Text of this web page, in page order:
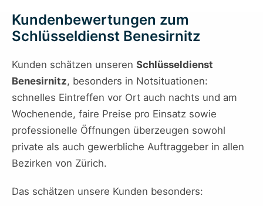
Kundenbewertungen zum
Schlüsseldienst Benesirnitz
Kunden schätzen unseren Schlüsseldienst
Benesirnitz, besonders in Notsituationen:
schnelles Eintreffen vor Ort auch nachts und am
Wochenende, faire Preise pro Einsatz sowie
professionelle Öffnungen überzeugen sowohl
private als auch gewerbliche Auftraggeber in allen
Bezirken von Zürich.
Das schätzen unsere Kunden besonders: